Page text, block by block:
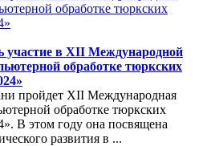
участие в ХII Международной
обработке тюркских
пройдет ХII Международная
обработке тюркских
В этом году она посвящена
развития в ...